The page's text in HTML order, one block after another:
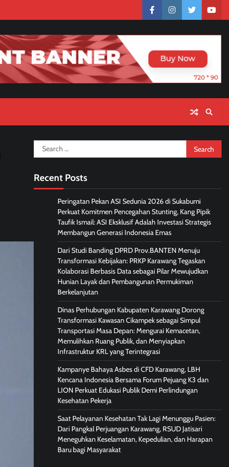
facebookinstagramtwitter
Search
for:
Recent Posts
Peringatan Pekan ASI Sedunia 2026 di Sukabumi
Perkuat Komitmen Pencegahan Stunting, Kang Pipik
Taufik Ismail: ASI Eksklusif Adalah Investasi Strategis
Membangun Generasi Indonesia Emas
Dari Studi Banding DPRD Prov.BANTEN Menuju
Transformasi Kebijakan: PRKP Karawang Tegaskan
Kolaborasi Berbasis Data sebagai Pilar Mewujudkan
Hunian Layak dan Pembangunan Permukiman
Berkelanjutan
Dinas Perhubungan Kabupaten Karawang Dorong
Transformasi Kawasan Cikampek sebagai Simpul
Transportasi Masa Depan: Mengurai Kemacetan,
Memulihkan Ruang Publik, dan Menyiapkan
Infrastruktur KRL yang Terintegrasi
Kampanye Bahaya Asbes di CFD Karawang, LBH
Kencana Indonesia Bersama Forum Pejuang K3 dan
LION Perkuat Edukasi Publik Demi Perlindungan
Kesehatan Pekerja
Saat Pelayanan Kesehatan Tak Lagi Menunggu Pasien:
Dari Pangkal Perjuangan Karawang, RSUD Jatisari
Meneguhkan Keselamatan, Kepedulian, dan Harapan
Baru bagi Masyarakat